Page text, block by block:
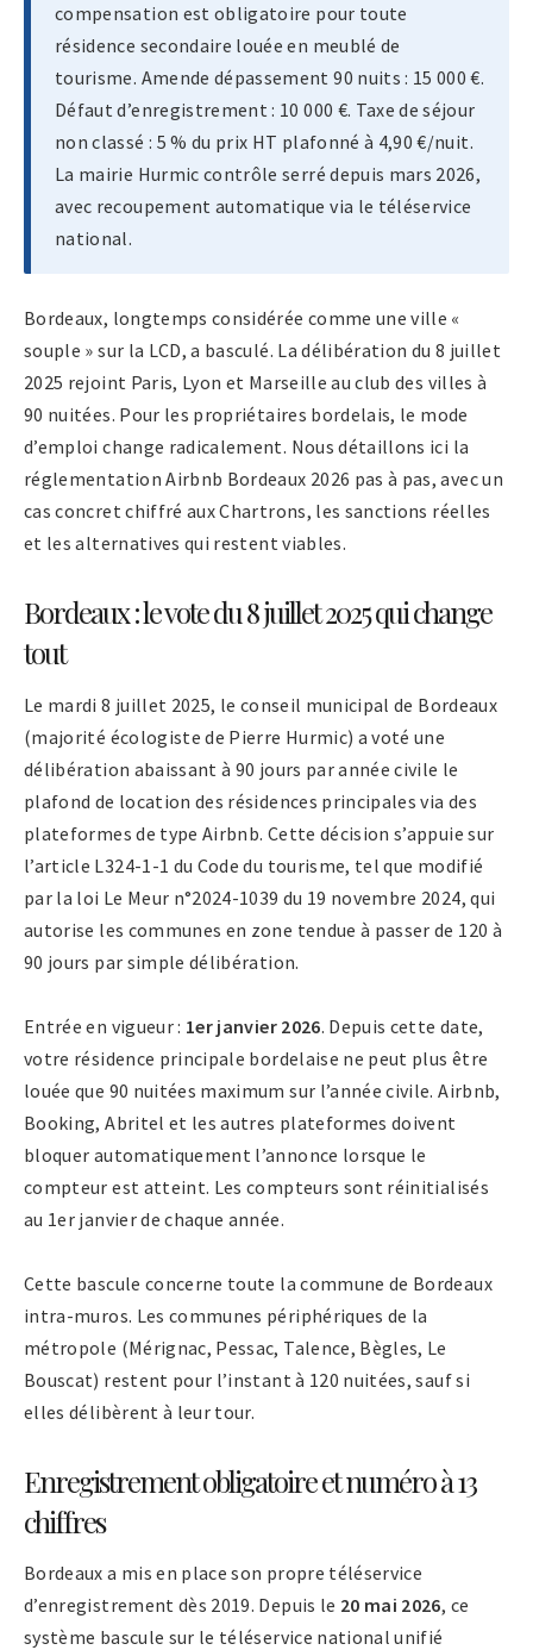
compensation est obligatoire pour toute
résidence secondaire louée en meublé de
tourisme. Amende dépassement 90 nuits : 15 000 €.
Défaut d’enregistrement : 10 000 €. Taxe de séjour
non classé : 5 % du prix HT plafonné à 4,90 €/nuit.
La mairie Hurmic contrôle serré depuis mars 2026,
avec recoupement automatique via le téléservice
national.
Bordeaux, longtemps considérée comme une ville «
souple » sur la LCD, a basculé. La délibération du 8 juillet
2025 rejoint Paris, Lyon et Marseille au club des villes à
90 nuitées. Pour les propriétaires bordelais, le mode
d’emploi change radicalement. Nous détaillons ici la
réglementation Airbnb Bordeaux 2026 pas à pas, avec un
cas concret chiffré aux Chartrons, les sanctions réelles
et les alternatives qui restent viables.
Bordeaux : le vote du 8 juillet 2025 qui change
tout
Le mardi 8 juillet 2025, le conseil municipal de Bordeaux
(majorité écologiste de Pierre Hurmic) a voté une
délibération abaissant à 90 jours par année civile le
plafond de location des résidences principales via des
plateformes de type Airbnb. Cette décision s’appuie sur
l’article L324-1-1 du Code du tourisme, tel que modifié
par la loi Le Meur n°2024-1039 du 19 novembre 2024, qui
autorise les communes en zone tendue à passer de 120 à
90 jours par simple délibération.
Entrée en vigueur : 1er janvier 2026. Depuis cette date,
votre résidence principale bordelaise ne peut plus être
louée que 90 nuitées maximum sur l’année civile. Airbnb,
Booking, Abritel et les autres plateformes doivent
bloquer automatiquement l’annonce lorsque le
compteur est atteint. Les compteurs sont réinitialisés
au 1er janvier de chaque année.
Cette bascule concerne toute la commune de Bordeaux
intra-muros. Les communes périphériques de la
métropole (Mérignac, Pessac, Talence, Bègles, Le
Bouscat) restent pour l’instant à 120 nuitées, sauf si
elles délibèrent à leur tour.
Enregistrement obligatoire et numéro à 13
chiffres
Bordeaux a mis en place son propre téléservice
d’enregistrement dès 2019. Depuis le 20 mai 2026, ce
système bascule sur le téléservice national unifié